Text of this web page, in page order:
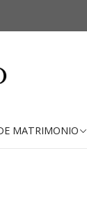
MATRIMONIO